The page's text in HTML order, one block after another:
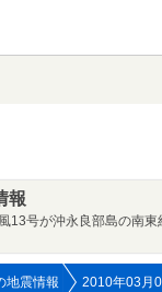
報
13号が沖永良部島の南
地震情報 2010年03月